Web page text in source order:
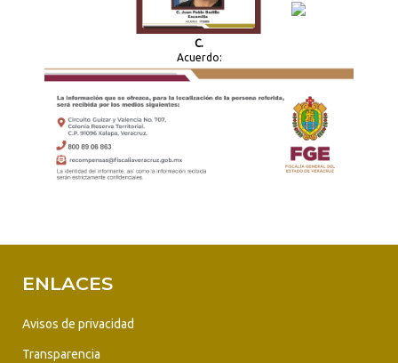
C.
Acuerdo:
ENLACES
Avisos de privacidad
Transparencia